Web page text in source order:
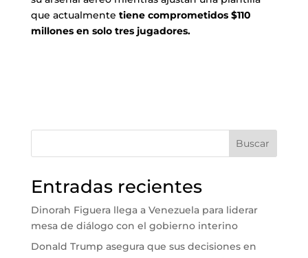
que actualmente tiene comprometidos $110
millones en solo tres jugadores.
Buscar
Entradas recientes
Dinorah Figuera llega a Venezuela para liderar
mesa de diálogo con el gobierno interino
Donald Trump asegura que sus decisiones en